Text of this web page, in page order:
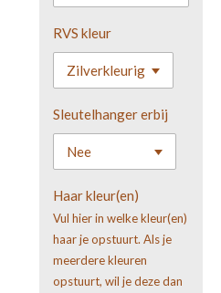
RVS kleur
Sleutelhanger erbij
Haar kleur(en)
Vul hier in welke kleur(en)
haar je opstuurt. Als je
meerdere kleuren
opstuurt, wil je deze dan